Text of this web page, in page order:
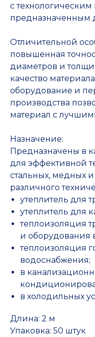
с
предназначенным
Отличительной
повышенная
диаметров и
качество
оборудование и
производства
материал с
Назначение:
Предназначены в
для эффективной
стальных, медных
различного
утеплитель для
утеплитель для
теплоизоляция
и оборудования
теплоизоляция
водоснабжения;
в
в холодильных
Длина: 2 м
Упаковка: 50 штук